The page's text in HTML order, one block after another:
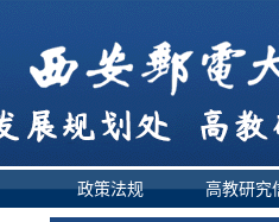
政策法规 高教研究